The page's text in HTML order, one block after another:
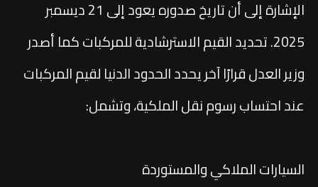
الإشارة إلى أن تاريخ صدوره يعود إلى 21 ديسمبر
2025. تحديد القيم الاسترشادية للمركبات كما أصدر
وزير العدل قرارًا آخر يحدد الحدود الدنيا لقيم المركبات
عند احتساب رسوم نقل الملكية، وتشمل:
السيارات الملاكي والمستوردة